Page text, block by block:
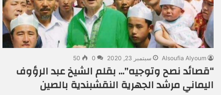
Alsoufia Alyoum سبتمبر 23, 2020 0
50
“قصائد نصح وتوجيه”… بقلم الشيخ عبد الرؤوف
اليماني مرشد الجهرية النقشبندية بالصين